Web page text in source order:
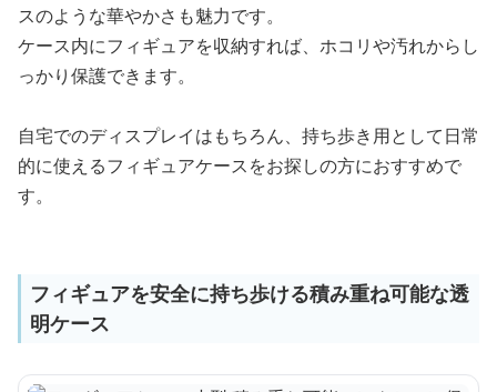
スのような華やかさも魅力です。
ケース内にフィギュアを収納すれば、ホコリや汚れからし
っかり保護できます。
自宅でのディスプレイはもちろん、持ち歩き用として日常
的に使えるフィギュアケースをお探しの方におすすめで
す。
フィギュアを安全に持ち歩ける積み重ね可能な透
明ケース